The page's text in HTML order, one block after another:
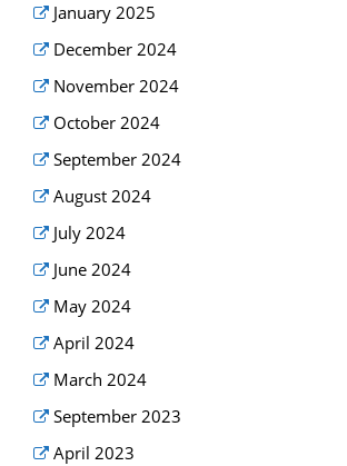
January 2025
December 2024
November 2024
October 2024
September 2024
August 2024
July 2024
June 2024
May 2024
April 2024
March 2024
September 2023
April 2023